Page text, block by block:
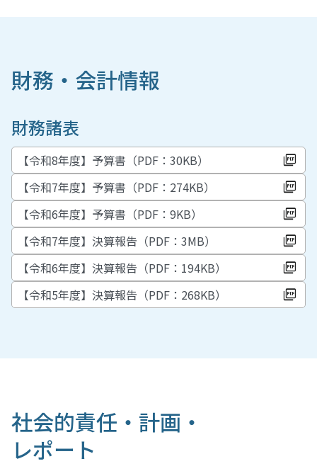
財務・会計情報
財務諸表
【令和8年度】予算書（PDF：30KB）
【令和7年度】予算書（PDF：274KB）
【令和6年度】予算書（PDF：9KB）
【令和7年度】決算報告（PDF：3MB）
【令和6年度】決算報告（PDF：194KB）
【令和5年度】決算報告（PDF：268KB）
社会的責任・計画・
レポート